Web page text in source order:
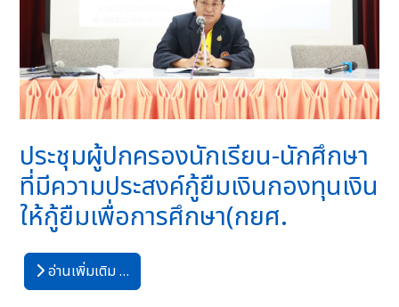
ประชุมผู้ปกครองนักเรียน-นักศึกษา
ที่มีความประสงค์กู้ยืมเงินกองทุนเงิน
ให้กู้ยืมเพื่อการศึกษา(กยศ.
อ่านเพิ่มเติม …